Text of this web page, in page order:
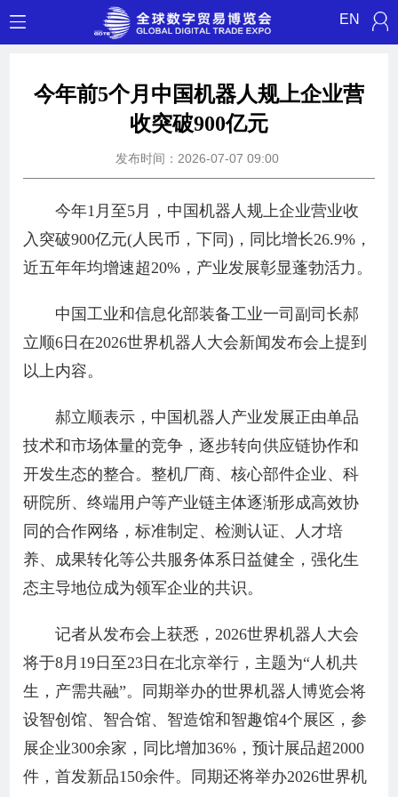
EN
今年前5个月中国机器人规上企业营
收突破900亿元
发布时间：2026-07-07 09:00
今年1月至5月，中国机器人规上企业营业收
入突破900亿元(人民币，下同)，同比增长26.9%，
近五年年均增速超20%，产业发展彰显蓬勃活力。
中国工业和信息化部装备工业一司副司长郝
立顺6日在2026世界机器人大会新闻发布会上提到
以上内容。
郝立顺表示，中国机器人产业发展正由单品
技术和市场体量的竞争，逐步转向供应链协作和
开发生态的整合。整机厂商、核心部件企业、科
研院所、终端用户等产业链主体逐渐形成高效协
同的合作网络，标准制定、检测认证、人才培
养、成果转化等公共服务体系日益健全，强化生
态主导地位成为领军企业的共识。
记者从发布会上获悉，2026世界机器人大会
将于8月19日至23日在北京举行，主题为“人机共
生，产需共融”。同期举办的世界机器人博览会将
设智创馆、智合馆、智造馆和智趣馆4个展区，参
展企业300余家，同比增加36%，预计展品超2000
件，首发新品150余件。同期还将举办2026世界机